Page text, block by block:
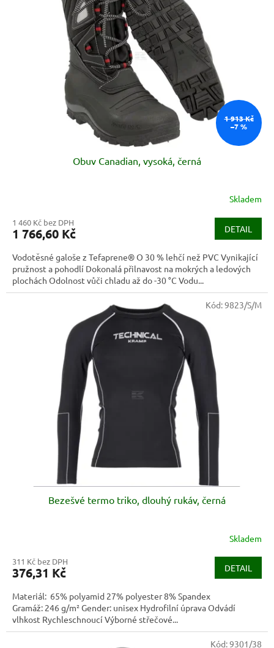
1 913 Kč
–7 %
Obuv Canadian, vysoká, černá
Skladem
1 460 Kč bez DPH
1 766,60 Kč DETAIL
Vodotěsné galoše z Tefaprene® O 30 % lehčí než PVC Vynikající
pružnost a pohodlí Dokonalá přilnavost na mokrých a ledových
plochách Odolnost vůči chladu až do -30 °C Vodu...
Bezešvé termo triko, dlouhý rukáv, černá
Skladem
311 Kč bez DPH
376,31 Kč DETAIL
Materiál: 65% polyamid 27% polyester 8% Spandex
Gramáž: 246 g/m² Gender: unisex Hydrofilní úprava Odvádí
vlhkost Rychleschnoucí Výborné střečové...
Kód:9823/S/M
Kód:9301/38